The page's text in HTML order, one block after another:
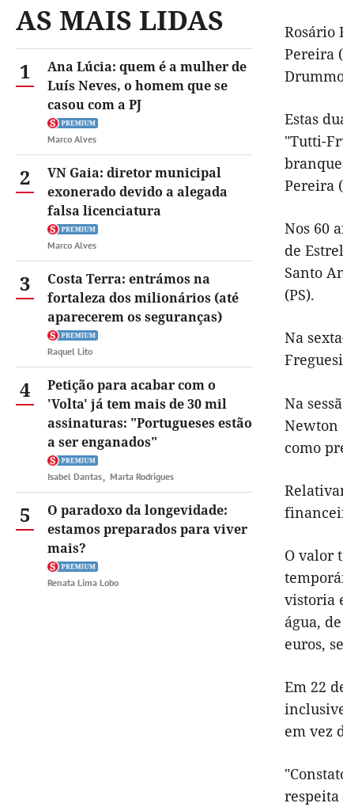
AS MAIS LIDAS
1
Ana Lúcia: quem é a mulher de
Luís Neves, o homem que se
casou com a PJ
Marco Alves
2
VN Gaia: diretor municipal
exonerado devido a alegada
falsa licenciatura
Marco Alves
3
Costa Terra: entrámos na
fortaleza dos milionários (até
aparecerem os seguranças)
Raquel Lito
4
Petição para acabar com o
'Volta' já tem mais de 30 mil
assinaturas: "Portugueses estão
a ser enganados"
Isabel Dantas Marta Rodrigues
5
O paradoxo da longevidade:
estamos preparados para viver
mais?
Renata Lima Lobo
Rosário
Pereira
Estas
"Tutti-
Pereira
Nos 60
de
Santo
(PS).
Na
Na
Newton
como
O valor
vistoria
água,
euros,
Em 22
em vez